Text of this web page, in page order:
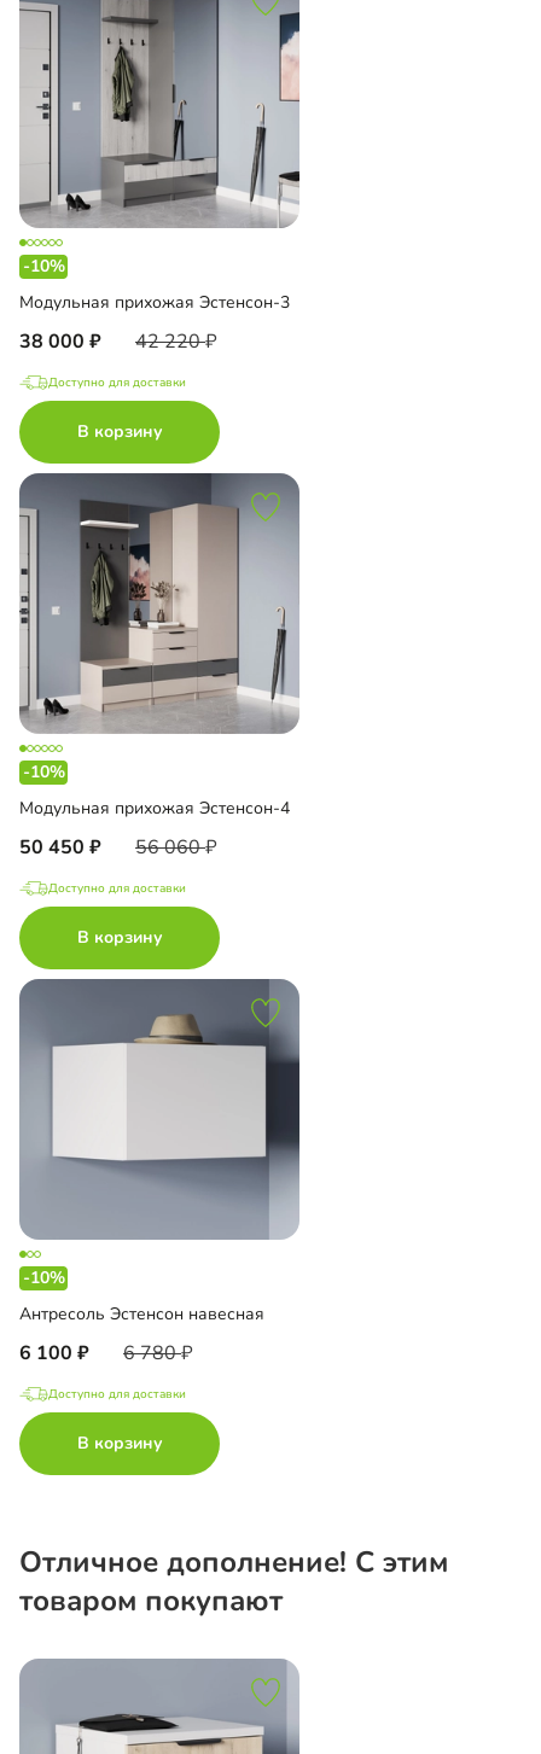
-10%
Модульная прихожая Эстенсон-3
38 000 42 220
Доступно для доставки
В корзину
-10%
Модульная прихожая Эстенсон-4
50 450 56 060
Доступно для доставки
В корзину
-10%
Антресоль Эстенсон навесная
6 100 6 780
Доступно для доставки
В корзину
Отличное дополнение! С этим
товаром покупают